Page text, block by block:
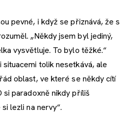
pevné, i když se přiznává, že s
„Někdy jsem byl jediný,
vysvětluje. To bylo těžké.“
situacemi tolik nesetkává, ale
oblast, ve které se někdy cítí
si paradoxně nikdy příliš
lezli na nervy“.